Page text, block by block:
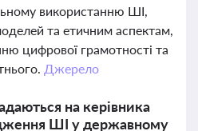
використанню ШІ,
та етичним аспектам,
цифрової грамотності та
Джерело
на керівника
ШІ у державному